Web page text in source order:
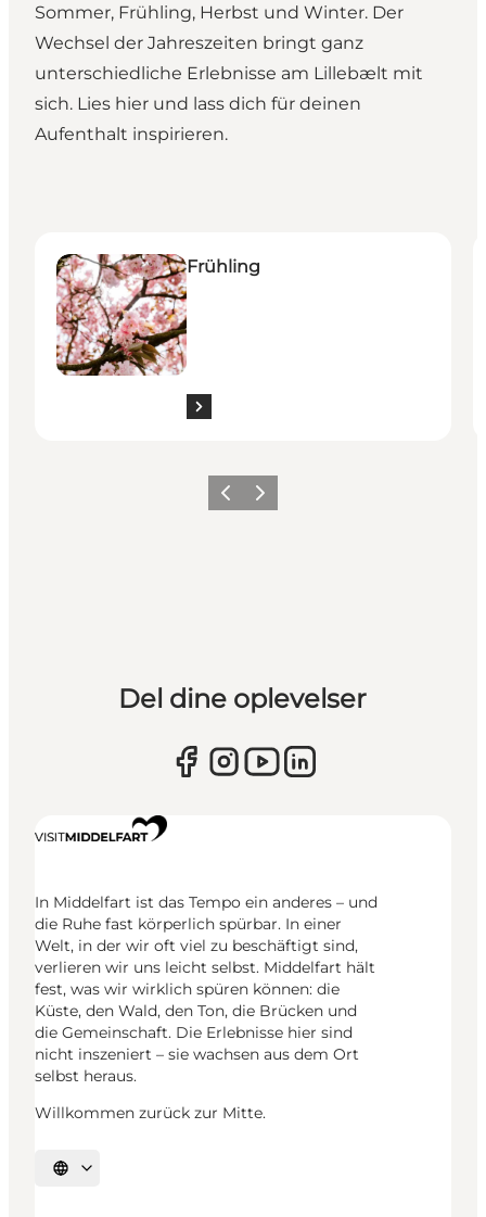
Sommer, Frühling, Herbst und Winter. Der
Wechsel der Jahreszeiten bringt ganz
unterschiedliche Erlebnisse am Lillebælt mit
sich. Lies hier und lass dich für deinen
Aufenthalt inspirieren.
Frühling
ZurückWeiter
Del dine oplevelser
In Middelfart ist das Tempo ein anderes – und
die Ruhe fast körperlich spürbar. In einer
Welt, in der wir oft viel zu beschäftigt sind,
verlieren wir uns leicht selbst. Middelfart hält
fest, was wir wirklich spüren können: die
Küste, den Wald, den Ton, die Brücken und
die Gemeinschaft. Die Erlebnisse hier sind
nicht inszeniert – sie wachsen aus dem Ort
selbst heraus.
Willkommen zurück zur Mitte.
Sprache auswählen